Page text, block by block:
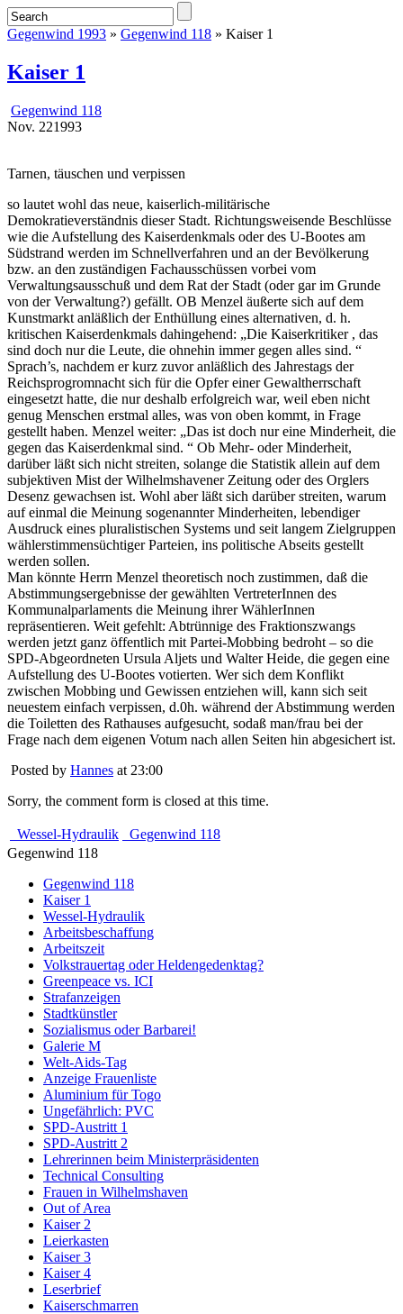
Gegenwind 1993 » Gegenwind 118 » Kaiser 1
Kaiser 1
Gegenwind 118
Nov. 221993
Tarnen, täuschen und verpissen
so lautet wohl das neue, kaiserlich-militärische
Demokratieverständnis dieser Stadt. Richtungsweisende Beschlüsse
wie die Aufstellung des Kaiserdenkmals oder des U-Bootes am
Südstrand werden im Schnellverfahren und an der Bevölkerung
bzw. an den zuständigen Fachausschüssen vorbei vom
Verwaltungsausschuß und dem Rat der Stadt (oder gar im Grunde
von der Verwaltung?) gefällt. OB Menzel äußerte sich auf dem
Kunstmarkt anläßlich der Enthüllung eines alternativen, d. h.
kritischen Kaiserdenkmals dahingehend: „Die Kaiserkritiker , das
sind doch nur die Leute, die ohnehin immer gegen alles sind. “
Sprach’s, nachdem er kurz zuvor anläßlich des Jahrestags der
Reichsprogromnacht sich für die Opfer einer Gewaltherrschaft
eingesetzt hatte, die nur deshalb erfolgreich war, weil eben nicht
genug Menschen erstmal alles, was von oben kommt, in Frage
gestellt haben. Menzel weiter: „Das ist doch nur eine Minderheit, die
gegen das Kaiserdenkmal sind. “ Ob Mehr- oder Minderheit,
darüber läßt sich nicht streiten, solange die Statistik allein auf dem
subjektiven Mist der Wilhelmshavener Zeitung oder des Orglers
Desenz gewachsen ist. Wohl aber läßt sich darüber streiten, warum
auf einmal die Meinung sogenannter Minderheiten, lebendiger
Ausdruck eines pluralistischen Systems und seit langem Zielgruppen
wählerstimmensüchtiger Parteien, ins politische Abseits gestellt
werden sollen.
Man könnte Herrn Menzel theoretisch noch zustimmen, daß die
Abstimmungsergebnisse der gewählten VertreterInnen des
Kommunalparlaments die Meinung ihrer WählerInnen
repräsentieren. Weit gefehlt: Abtrünnige des Fraktionszwangs
werden jetzt ganz öffentlich mit Partei-Mobbing bedroht – so die
SPD-Abgeordneten Ursula Aljets und Walter Heide, die gegen eine
Aufstellung des U-Bootes votierten. Wer sich dem Konflikt
zwischen Mobbing und Gewissen entziehen will, kann sich seit
neuestem einfach verpissen, d.0h. während der Abstimmung werden
die Toiletten des Rathauses aufgesucht, sodaß man/frau bei der
Frage nach dem eigenen Votum nach allen Seiten hin abgesichert ist.
Posted by Hannes at 23:00
Sorry, the comment form is closed at this time.
Wessel-Hydraulik
Gegenwind 118
Gegenwind 118
Gegenwind 118
Kaiser 1
Wessel-Hydraulik
Arbeitsbeschaffung
Arbeitszeit
Volkstrauertag oder Heldengedenktag?
Greenpeace vs. ICI
Strafanzeigen
Stadtkünstler
Sozialismus oder Barbarei!
Galerie M
Welt-Aids-Tag
Anzeige Frauenliste
Aluminium für Togo
Ungefährlich: PVC
SPD-Austritt 1
SPD-Austritt 2
Lehrerinnen beim Ministerpräsidenten
Technical Consulting
Frauen in Wilhelmshaven
Out of Area
Kaiser 2
Leierkasten
Kaiser 3
Kaiser 4
Leserbrief
Kaiserschmarren